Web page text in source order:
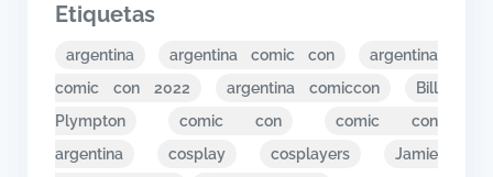
Etiquetas
argentina argentina comic con
argentina
comic con 2022
argentina comiccon
Bill
Plympton
comic con
comic con
argentina
cosplay cosplayers
Jamie